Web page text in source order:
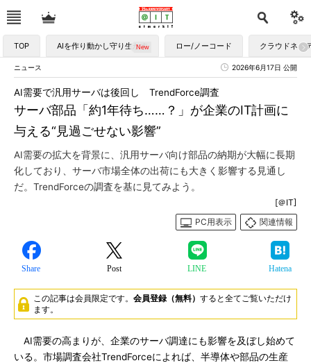
TOP AIを作り動かし守り生かす ロー/ノーコード クラウドネイ
ニュース 2026年6月17日 公開
サーバ部品「約1年待ち……？」が企業のIT計画に
与える“見過ごせない影響”
AI需要で汎用サーバは後回し TrendForce調査
AI需要の拡大を背景に、汎用サーバ向け部品の納期が大幅に長期
化しており、サーバ市場全体の出荷にも大きく影響する見通し
だ。TrendForceの調査を基に見てみよう。
[＠IT]
PC用表示
関連情報
Share Post LINE Hatena
この記事は会員限定です。 会員登録（無料） すると全てご覧いただけ
ます。
AI需要の高まりが、企業のサーバ調達にも影響を及ぼし始めて
いる。市場調査会社TrendForceによれば、半導体や部品の生産